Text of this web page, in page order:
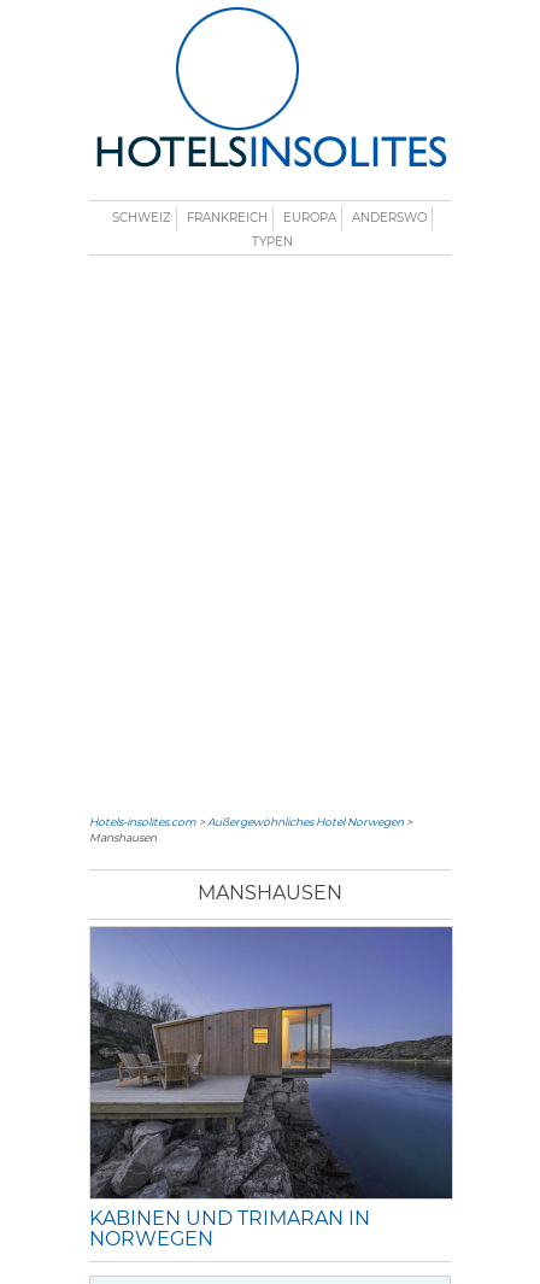
SCHWEIZ FRANKREICH EUROPA
ANDERSWO
TYPEN
Hotels-insolites.com >Außergewöhnliches Hotel Norwegen >
Manshausen
MANSHAUSEN
KABINEN UND TRIMARAN IN
NORWEGEN